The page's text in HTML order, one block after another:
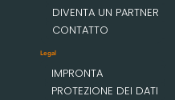
DIVENTA UN PARTNER
CONTATTO
Legal
IMPRONTA
PROTEZIONE DEI DATI